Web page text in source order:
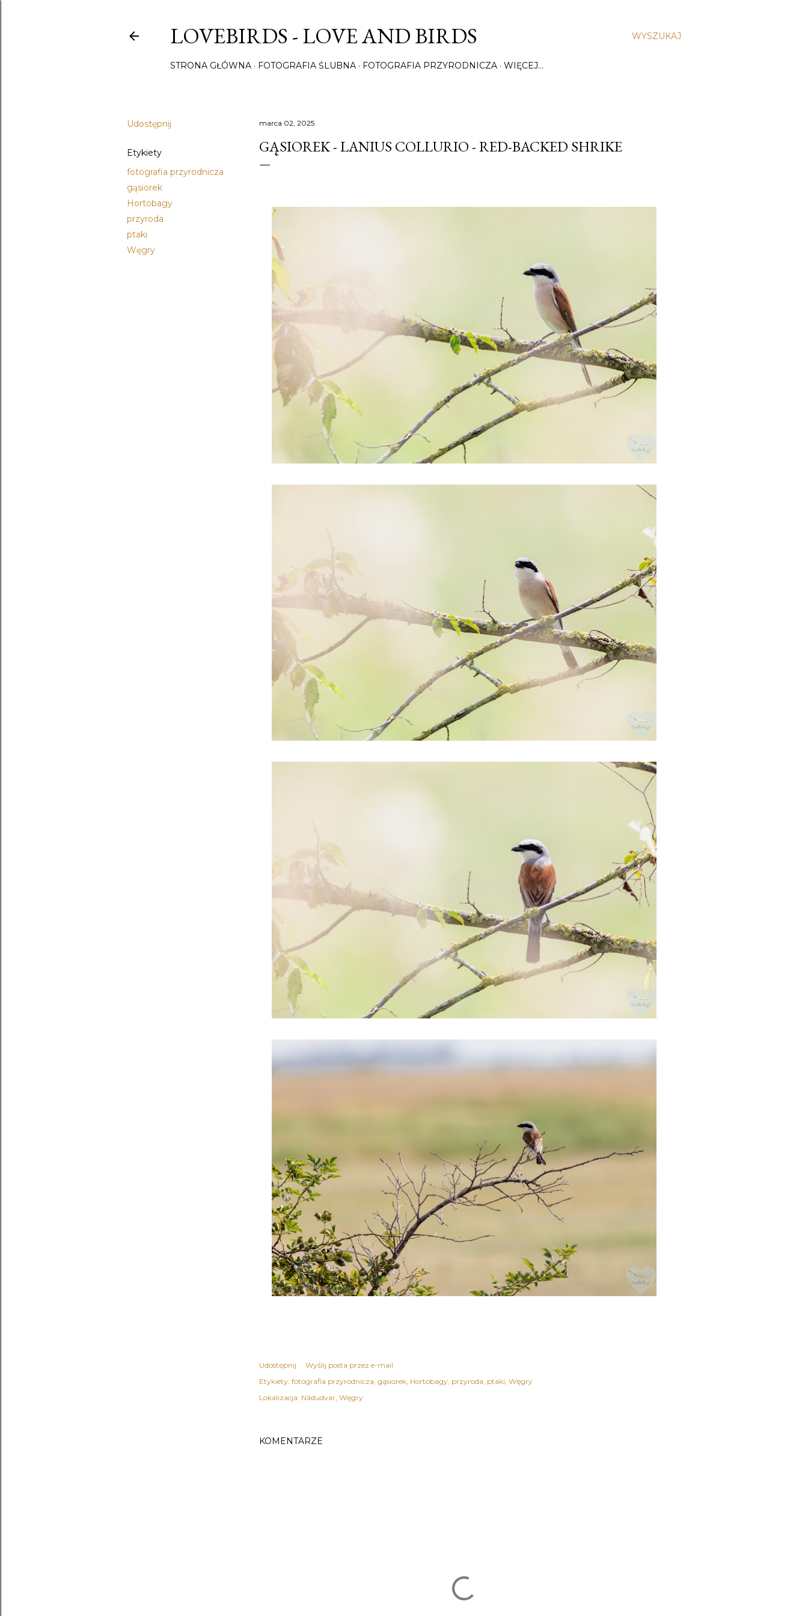
WYSZUKAJ
LOVEBIRDS - LOVE AND BIRDS
STRONA GŁÓWNA FOTOGRAFIA ŚLUBNA FOTOGRAFIA PRZYRODNICZA WIĘCEJ…
Udostępnij
Etykiety
fotografia przyrodnicza
gąsiorek
Hortobagy
przyroda
ptaki
Węgry
marca 02, 2025
GĄSIOREK - LANIUS COLLURIO - RED-BACKED SHRIKE
Udostępnij
Wyślij posta przez e-mail
Etykiety: fotografia przyrodnicza gąsiorek Hortobagy przyroda ptaki Węgry
Lokalizacja: Nádudvar, Węgry
KOMENTARZE